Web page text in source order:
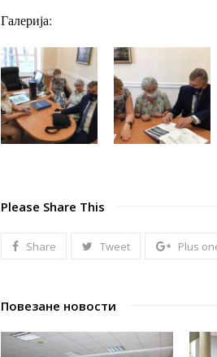
Галерија:
Please Share This
Share Tweet Plus
Повезане новости